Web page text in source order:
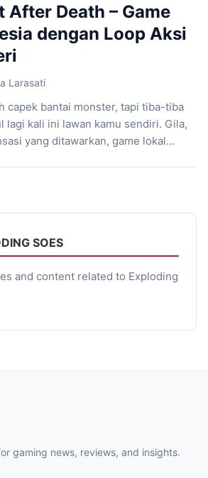
SOES
and content related to Exploding
After Death – Game
dengan Loop Aksi
Larasati
capek bantai monster, tapi tiba-tiba
lagi kali ini lawan kamu sendiri. Gila,
yang ditawarkan, game lokal
gaming news, reviews, and insights.